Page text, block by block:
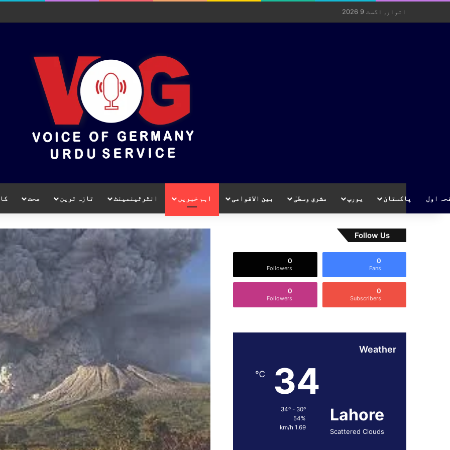
اتوار, اگست 9 2026
اول پاکستان یورپ مشرق وسطیٰ بین الاقوامی اہم خبریں انٹرٹینمینٹ تازہ ترین صحت
Follow Us
0
Fans
0
Followers
0
Subscribers
0
Followers
Weather
Lahore
Scattered Clouds
34
℃
54%
1.69 km/h